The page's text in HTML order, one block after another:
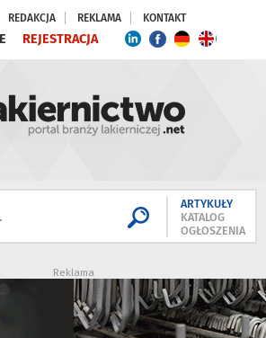
REDAKCJA REKLAMA KONTAKT
REJESTRACJA
ARTYKUŁY
KATALOG
OGŁOSZENIA
Reklama